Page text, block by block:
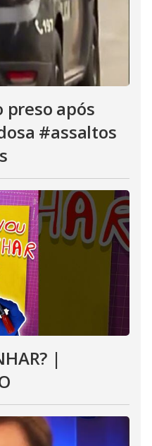
preso após
#assaltos
|